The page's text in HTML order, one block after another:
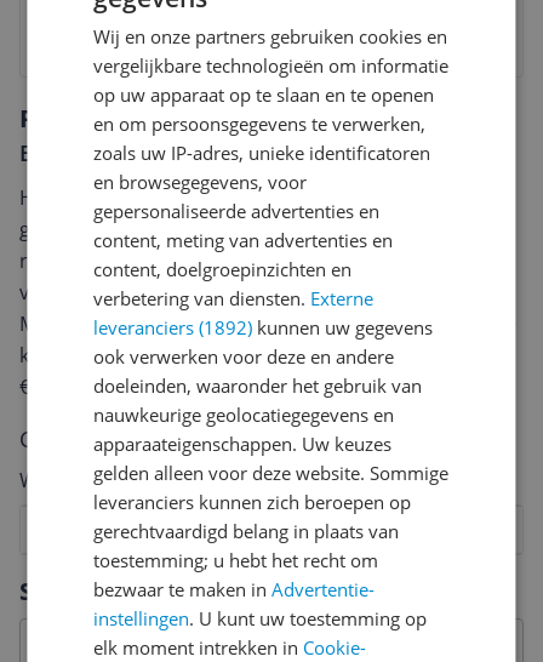
Bekijk product
Specificaties
Reviews
Er zijn nog geen reviews geschreven
Heb jij dit product in bezit en wil je graag je mening
geven? Start dan hieronder met het schrijven van je
review. Afhankelijk van de details duurt het schrijven
van een review gemiddeld tussen de 3 en 10 minuten.
Met jouw mening help je andere bezoekers een betere
keuze te maken én maak je iedere maand kans op
€250,-!
Klik hier voor de actievoorwaarden.
Cijfer
Welk cijfer geef jij dit product?
8
7
6
5
4
3
2
Vraag 1 van 4
Wij en onze partners gebruiken cookies en
vergelijkbare technologieën om informatie
op uw apparaat op te slaan en te openen
en om persoonsgegevens te verwerken,
zoals uw IP-adres, unieke identificatoren
en browsegegevens, voor
gepersonaliseerde advertenties en
content, meting van advertenties en
content, doelgroepinzichten en
verbetering van diensten. Externe
leveranciers (1892) kunnen uw gegevens
ook verwerken voor deze en andere
doeleinden, waaronder het gebruik van
nauwkeurige geolocatiegegevens en
apparaateigenschappen. Uw keuzes
gelden alleen voor deze website. Sommige
leveranciers kunnen zich beroepen op
gerechtvaardigd belang in plaats van
toestemming; u hebt het recht om
bezwaar te maken inAdvertentie-
instellingen. U kunt uw toestemming op
elk moment intrekken in Cookie-